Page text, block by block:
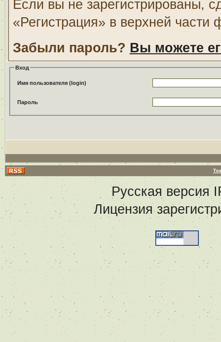
Если вы не зарегистрированы,
«Регистрация» в верхней части
Забыли пароль? Вы можете
Вход
Имя пользователя (login)
Пароль
Русская версия
Лицензия